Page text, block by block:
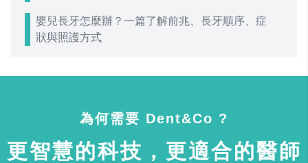
嬰兒長牙怎麼辦？一篇了解前兆、長牙順序、症
狀與照護方式
為何需要 Dent&Co ?
更智慧的科技，更適合的醫師